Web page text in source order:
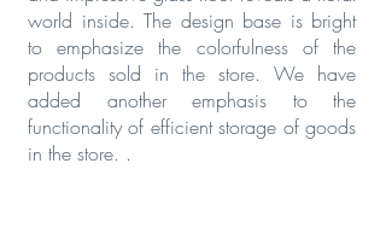
world inside. The design base is bright
to emphasize the colorfulness of the
products sold in the store. We have
added another emphasis to the
functionality of efficient storage of goods
in the store. .